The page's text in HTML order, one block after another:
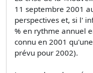
11 septembre 2001
perspectives et, si l'
% en rythme annuel
connu en 2001
prévu pour 2002).